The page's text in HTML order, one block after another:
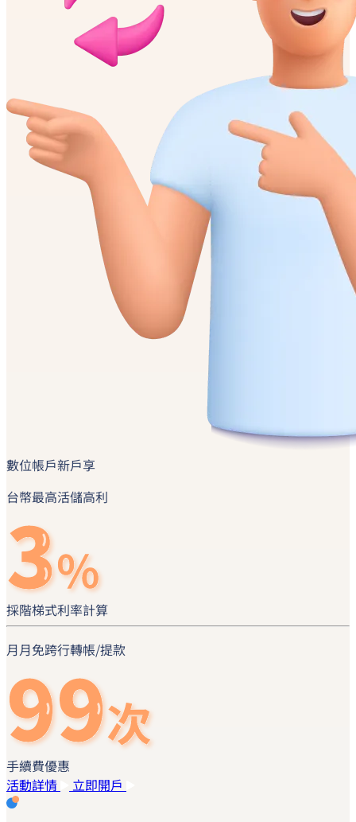
數位帳戶新戶享
台幣最高活儲高利
採階梯式利率計算
月月免跨行轉帳/提款
手續費優惠
活動詳情
立即開戶